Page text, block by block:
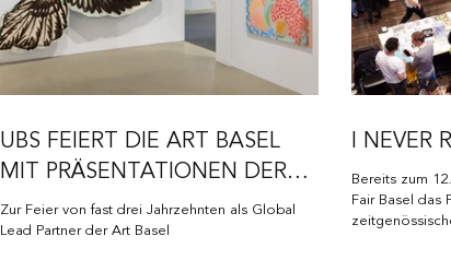
UBS FEIERT DIE ART BASEL
MIT PRÄSENTATIONEN DER
JÜNGSTEN ANKÄUFE DER UBS
ART COLLECTION
Zur Feier von fast drei Jahrzehnten als Global
Lead Partner der Art Basel
I NEVER
Bereits zum
Fair Basel das